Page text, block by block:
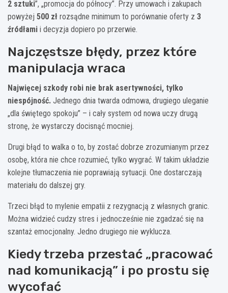
2 sztuki”, „promocja do północy”. Przy umowach i zakupach
powyżej 500 zł rozsądne minimum to porównanie oferty z 3
źródłami i decyzja dopiero po przerwie.
Najczęstsze błędy, przez które
manipulacja wraca
Najwięcej szkody robi nie brak asertywności, tylko
niespójność. Jednego dnia twarda odmowa, drugiego uleganie
„dla świętego spokoju” – i cały system od nowa uczy drugą
stronę, że wystarczy docisnąć mocniej.
Drugi błąd to walka o to, by zostać dobrze zrozumianym przez
osobę, która nie chce rozumieć, tylko wygrać. W takim układzie
kolejne tłumaczenia nie poprawiają sytuacji. One dostarczają
materiału do dalszej gry.
Trzeci błąd to mylenie empatii z rezygnacją z własnych granic.
Można widzieć cudzy stres i jednocześnie nie zgadzać się na
szantaż emocjonalny. Jedno drugiego nie wyklucza.
Kiedy trzeba przestać „pracować
nad komunikacją” i po prostu się
wycofać